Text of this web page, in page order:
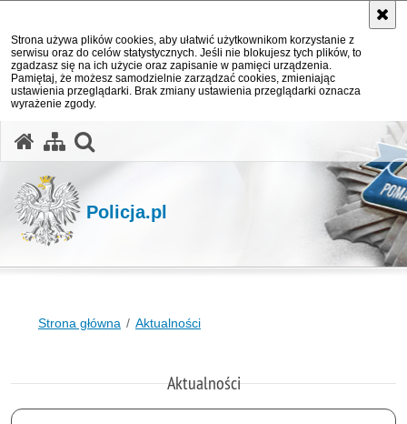
Strona używa plików cookies, aby ułatwić użytkownikom korzystanie z
serwisu oraz do celów statystycznych. Jeśli nie blokujesz tych plików, to
zgadzasz się na ich użycie oraz zapisanie w pamięci urządzenia.
Pamiętaj, że możesz samodzielnie zarządzać cookies, zmieniając
ustawienia przeglądarki. Brak zmiany ustawienia przeglądarki oznacza
wyrażenie zgody.
Policja.pl
Strona główna Aktualności
Aktualności